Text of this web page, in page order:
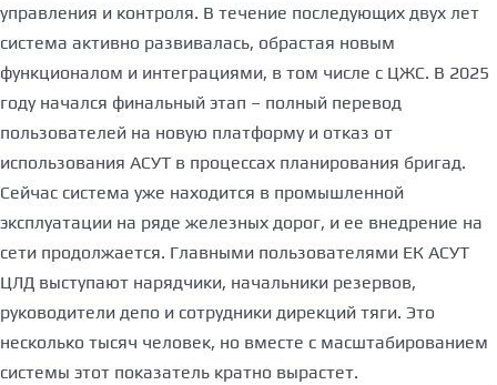
управления и контроля. В течение последующих двух лет
система активно развивалась, обрастая новым
функционалом и интеграциями, в том числе с ЦЖС. В 2025
году начался финальный этап – полный перевод
пользователей на новую платформу и отказ от
использования АСУТ в процессах планирования бригад.
Сейчас система уже находится в промышленной
эксплуатации на ряде железных дорог, и ее внедрение на
сети продолжается. Главными пользователями ЕК АСУТ
ЦЛД выступают нарядчики, начальники резервов,
руководители депо и сотрудники дирекций тяги. Это
несколько тысяч человек, но вместе с масштабированием
системы этот показатель кратно вырастет.